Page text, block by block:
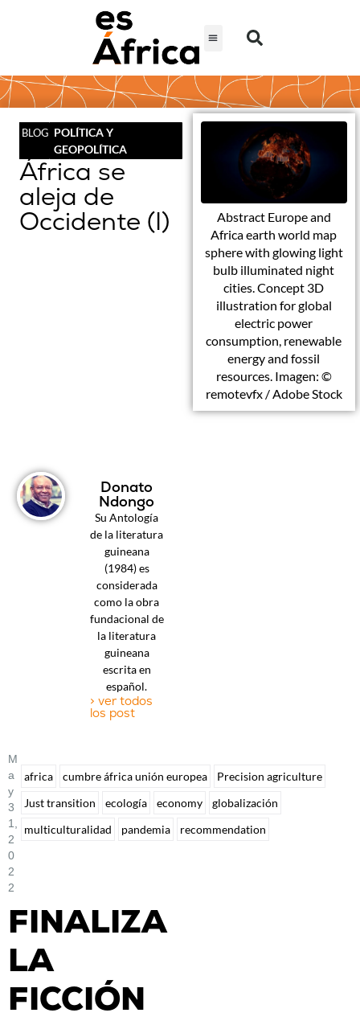
BLOG POLÍTICA Y
GEOPOLÍTICA
África se
aleja de
Occidente (I)
Abstract Europe and
Africa earth world map
sphere with glowing light
bulb illuminated night
cities. Concept 3D
illustration for global
electric power
consumption, renewable
energy and fossil
resources. Imagen: ©
remotevfx / Adobe Stock
Donato
Ndongo
Su Antología
de la literatura
guineana
(1984) es
considerada
como la obra
fundacional de
la literatura
guineana
escrita en
español.
> ver todos
los post
M
A
Y
3
1,
2
0
2
2
FINALIZA
LA
FICCIÓN
africa cumbre áfrica unión europea
Precision agriculture
Just transition
ecología economy
globalización
multiculturalidad
pandemia recommendation